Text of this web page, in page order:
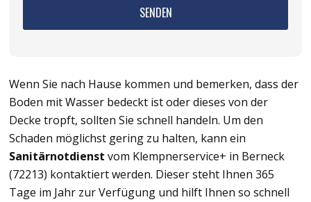
Wenn Sie nach Hause kommen und bemerken, dass der
Boden mit Wasser bedeckt ist oder dieses von der
Decke tropft, sollten Sie schnell handeln. Um den
Schaden möglichst gering zu halten, kann ein
Sanitärnotdienst vom Klempnerservice+ in Berneck
(72213) kontaktiert werden. Dieser steht Ihnen 365
Tage im Jahr zur Verfügung und hilft Ihnen so schnell